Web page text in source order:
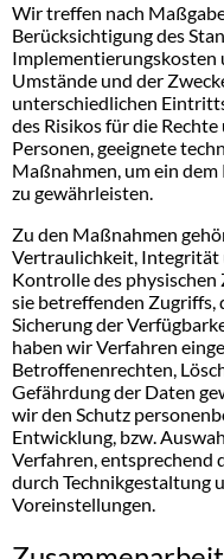
Wir treffen nach
Berücksichtigung des
Implementierungskosten
Umstände und der
unterschiedlichen
des Risikos für die
Personen, geeignete
Maßnahmen, um ein dem
zu gewährleisten.
Zu den Maßnahmen
Vertraulichkeit, Integrität
Kontrolle des physischen
sie betreffenden Zugriffs,
Sicherung der
haben wir Verfahren
Betroffenenrechten,
Gefährdung der Daten
wir den Schutz
Entwicklung, bzw.
Verfahren, entsprechend
durch Technikgestaltung
Voreinstellungen.